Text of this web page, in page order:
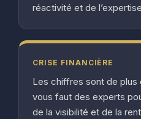
réactivité et de
CRISE FINANCIÈRE
Les chiffres sont de plus
vous faut des experts
de la visibilité et de la